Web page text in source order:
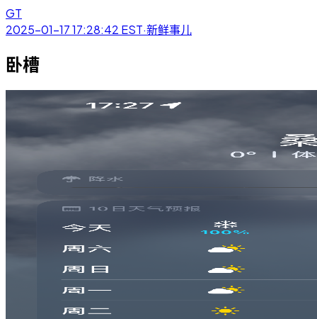
GT
2025-01-17 17:28:42 EST·新鲜事儿
卧槽